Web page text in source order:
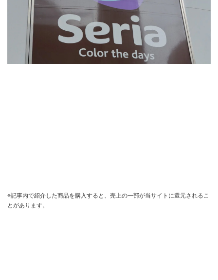
※記事内で紹介した商品を購入すると、売上の一部が当サイトに還元されるこ
とがあります。